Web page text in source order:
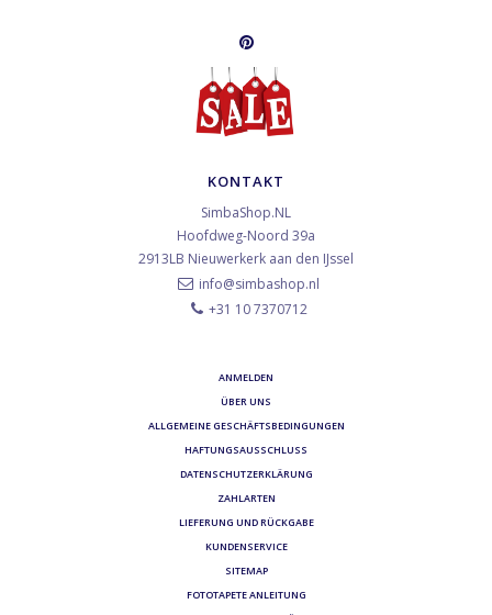
KONTAKT
SimbaShop.NL
Hoofdweg-Noord 39a
2913LB Nieuwerkerk aan den IJssel
info@simbashop.nl
+31 10 7370712
ANMELDEN
ÜBER UNS
ALLGEMEINE GESCHÄFTSBEDINGUNGEN
HAFTUNGSAUSSCHLUSS
DATENSCHUTZERKLÄRUNG
ZAHLARTEN
LIEFERUNG UND RÜCKGABE
KUNDENSERVICE
SITEMAP
FOTOTAPETE ANLEITUNG